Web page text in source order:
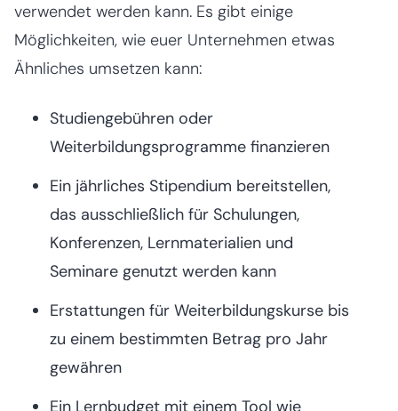
verwendet werden kann. Es gibt einige
Möglichkeiten, wie euer Unternehmen etwas
Ähnliches umsetzen kann:
Studiengebühren oder
Weiterbildungsprogramme finanzieren
Ein jährliches Stipendium bereitstellen,
das ausschließlich für Schulungen,
Konferenzen, Lernmaterialien und
Seminare genutzt werden kann
Erstattungen für Weiterbildungskurse bis
zu einem bestimmten Betrag pro Jahr
gewähren